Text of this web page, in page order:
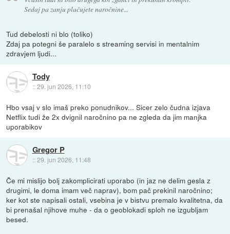
Sedaj pa zanju plačujete naročnine...
Tud debelosti ni blo (toliko)
Zdaj pa potegni še paralelo s streaming servisi in mentalnim
zdravjem ljudi...
Tody
::29. jun 2026, 11:10
Hbo vsaj v slo imaš preko ponudnikov... Sicer zelo čudna izjava
Netflix tudi že 2x dvignil naročnino pa ne zgleda da jim manjka
uporabikov
Gregor P
::29. jun 2026, 11:48
Če mi mislijo bolj zakomplicirati uporabo (in jaz ne delim gesla z
drugimi, le doma imam več naprav), bom pač prekinil naročnino;
ker kot ste napisali ostali, vsebina je v bistvu premalo kvalitetna, da
bi prenašal njihove muhe - da o geoblokadi sploh ne izgubljam
besed.